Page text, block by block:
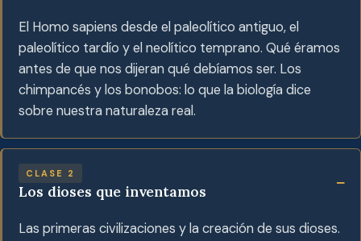
El Homo sapiens desde el paleolítico antiguo, el
paleolítico tardío y el neolítico temprano. Qué éramos
antes de que nos dijeran qué debíamos ser. Los
chimpancés y los bonobos: lo que la biología dice
sobre nuestra naturaleza real.
CLASE 2
Los dioses que inventamos
Las primeras civilizaciones y la creación de sus dioses.